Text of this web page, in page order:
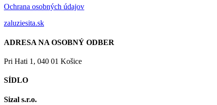
Ochrana osobných údajov
zaluziesita.sk
ADRESA NA OSOBNÝ ODBER
Pri Hati 1, 040 01 Košice
SÍDLO
Sizal s.r.o.